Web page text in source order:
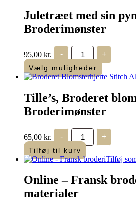
Juletræet med sin
Broderimønster
95,00 kr. -
Juletræet
med
sin
pynt,
Broderimønster
+
Vælg muligheder
Tille’s, Broderet
Broderimønster
65,00 kr. -
Tille's,
Broderet
blomsterhjerte,
Broderimønster
antal
+
Tilføj til kurv
Tilføj
Online – Fransk
materialer